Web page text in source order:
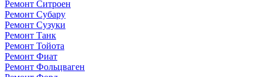
Ремонт Ситроен
Ремонт Субару
Ремонт Сузуки
Ремонт Танк
Ремонт Тойота
Ремонт Фиат
Ремонт Фольцваген